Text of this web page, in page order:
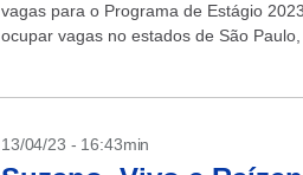
vagas para o Programa de Estágio
ocupar vagas no estados de São Paulo,
13/04/23 - 16:43min